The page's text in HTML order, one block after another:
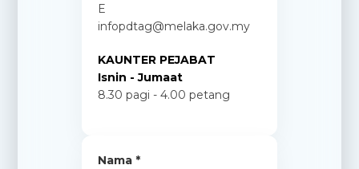
E
infopdtag@melaka.gov.my
KAUNTER PEJABAT
Isnin - Jumaat
8.30 pagi - 4.00 petang
Nama *